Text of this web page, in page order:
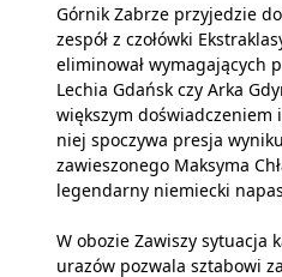
Górnik Zabrze przyjedzie
zespół z czołówki
eliminował wymagających
Lechia Gdańsk czy Arka
większym
niej spoczywa presja
zawieszonego Maksyma
legendarny niemiecki
W obozie Zawiszy sytuacja
urazów pozwala sztabowi